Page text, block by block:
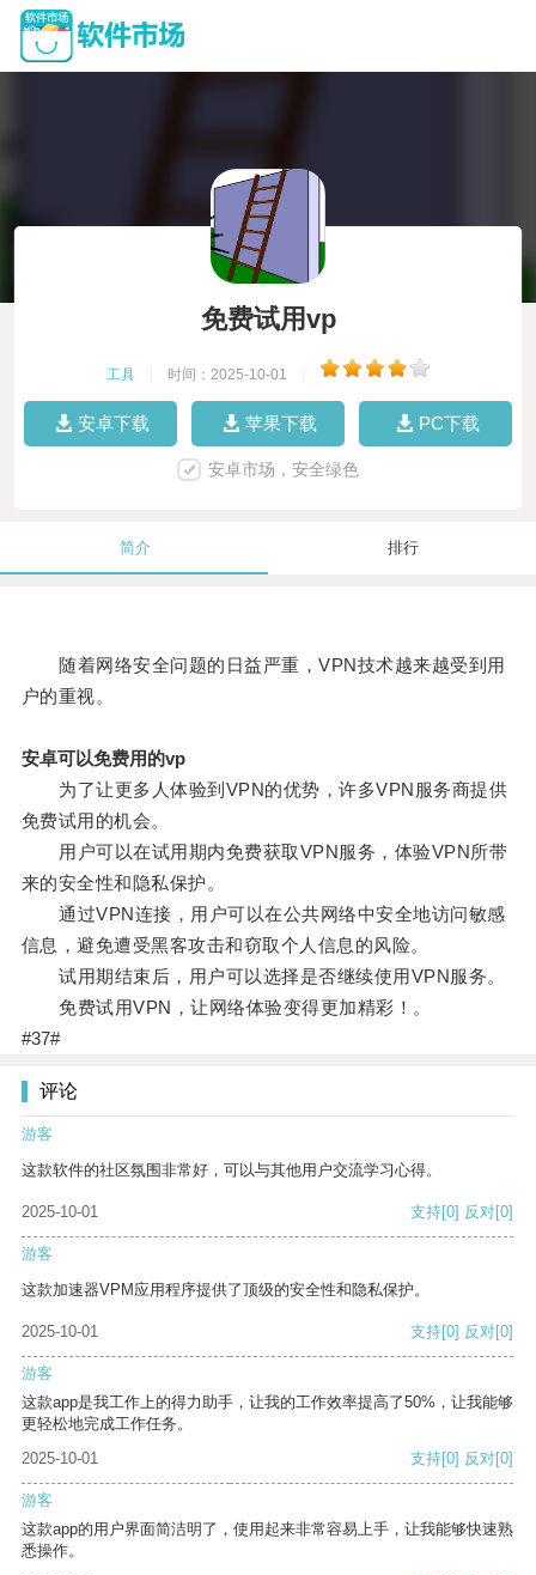
免费试用vp
工具 时间：2025-10-01
安卓下载 苹果下载 PC下载
安卓市场，安全绿色
简介 排行
随着网络安全问题的日益严重，VPN技术越来越受到用
户的重视。
安卓可以免费用的vp
为了让更多人体验到VPN的优势，许多VPN服务商提供
免费试用的机会。
用户可以在试用期内免费获取VPN服务，体验VPN所带
来的安全性和隐私保护。
通过VPN连接，用户可以在公共网络中安全地访问敏感
信息，避免遭受黑客攻击和窃取个人信息的风险。
试用期结束后，用户可以选择是否继续使用VPN服务。
免费试用VPN，让网络体验变得更加精彩！。
#37#
评论
游客
这款软件的社区氛围非常好，可以与其他用户交流学习心得。
2025-10-01 支持[0] 反对[0]
游客
这款加速器VPM应用程序提供了顶级的安全性和隐私保护。
2025-10-01 支持[0] 反对[0]
游客
这款app是我工作上的得力助手，让我的工作效率提高了50%，让我能够
更轻松地完成工作任务。
2025-10-01
支持[0] 反对[0]
游客
这款app的用户界面简洁明了，使用起来非常容易上手，让我能够快速熟
悉操作。